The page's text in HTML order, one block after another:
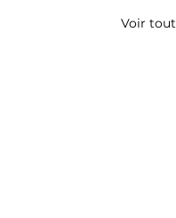
Voir tout